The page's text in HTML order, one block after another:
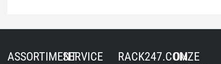
ASSORTIMENTSERVICE RACK247.COM
ONZE